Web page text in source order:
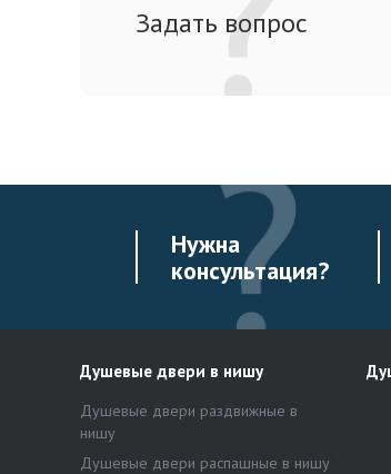
Задать вопрос
Нужна
консультация?
Душевые двери в нишу
Душевые двери раздвижные в
нишу
Душевые двери распашные в нишу